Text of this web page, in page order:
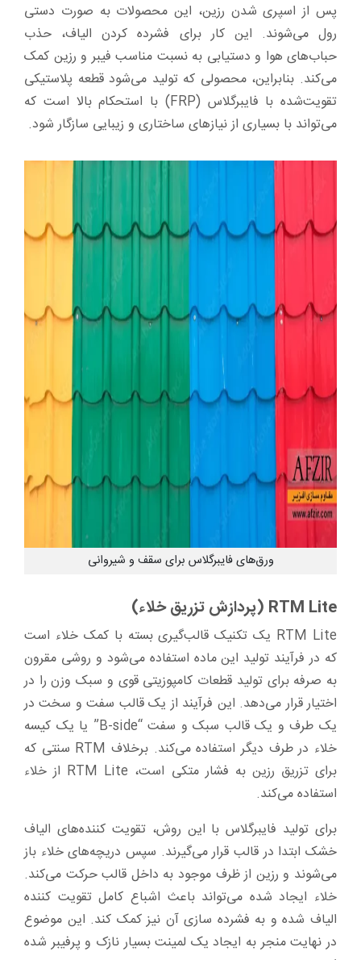
پس از اسپری شدن رزین، این محصولات به صورت دستی
رول می‌شوند. این کار برای فشرده کردن الیاف، حذب
حباب‌های هوا و دستیابی به نسبت مناسب فیبر و رزین کمک
می‌کند. بنابراین، محصولی که تولید می‌شود قطعه پلاستیکی
تقویت‌شده با فایبرگلاس (FRP) با استحکام بالا است که
می‌تواند با بسیاری از نیازهای ساختاری و زیبایی سازگار شود.
ورق‌های فایبرگلاس برای سقف و شیروانی
RTM Lite (پردازش تزریق خلاء)
RTM Lite یک تکنیک قالب‌گیری بسته با کمک خلاء است
که در فرآیند تولید این ماده استفاده می‌شود و روشی مقرون
به صرفه برای تولید قطعات کامپوزیتی قوی و سبک وزن را در
اختیار قرار می‌دهد. این فرآیند از یک قالب سفت و سخت در
یک طرف و یک قالب سبک و سفت “B-side” یا یک کیسه
خلاء در طرف دیگر استفاده می‌کند. برخلاف RTM سنتی که
برای تزریق رزین به فشار متکی است، RTM Lite از خلاء
استفاده می‌کند.
برای تولید فایبرگلاس با این روش، تقویت کننده‌های الیاف
خشک ابتدا در قالب قرار می‌گیرند. سپس دریچه‌های خلاء باز
می‌شوند و رزین از ظرف موجود به داخل قالب حرکت می‌کند.
خلاء ایجاد شده می‌تواند باعث اشباع کامل تقویت کننده
الیاف شده و به فشرده سازی آن نیز کمک کند. این موضوع
در نهایت منجر به ایجاد یک لمینت بسیار نازک و پرفیبر شده